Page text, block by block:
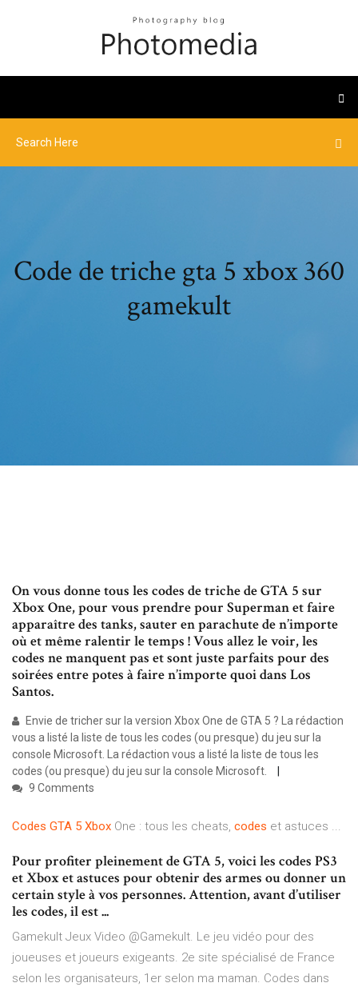
Code de triche gta 5 xbox 360
gamekult
On vous donne tous les codes de triche de GTA 5 sur
Xbox One, pour vous prendre pour Superman et faire
apparaître des tanks, sauter en parachute de n’importe
où et même ralentir le temps ! Vous allez le voir, les
codes ne manquent pas et sont juste parfaits pour des
soirées entre potes à faire n’importe quoi dans Los
Santos.
Envie de tricher sur la version Xbox One de GTA 5 ? La rédaction
vous a listé la liste de tous les codes (ou presque) du jeu sur la
console Microsoft. La rédaction vous a listé la liste de tous les
codes (ou presque) du jeu sur la console Microsoft.
9 Comments
Codes GTA 5 Xbox One : tous les cheats, codes et astuces ...
Pour profiter pleinement de GTA 5, voici les codes PS3
et Xbox et astuces pour obtenir des armes ou donner un
certain style à vos personnes. Attention, avant d’utiliser
les codes, il est ...
Gamekult Jeux Video @Gamekult. Le jeu vidéo pour des
joueuses et joueurs exigeants. 2e site spécialisé de France
selon les organisateurs, 1er selon ma maman. Codes dans